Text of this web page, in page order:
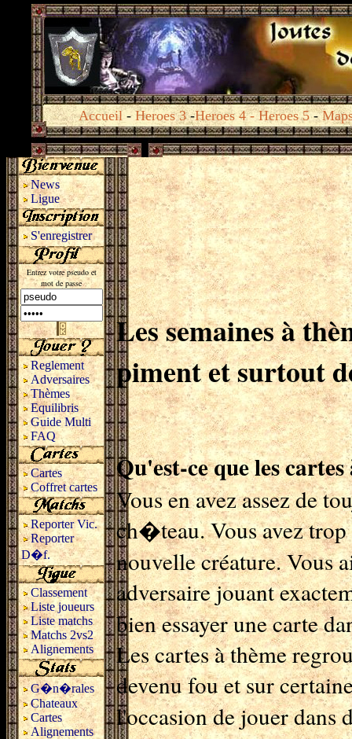
Accueil-Heroes 3-Heroes 4-Heroes 5-
News
Ligue
S'enregistrer
Entrez votre pseudo et
mot de passe
Reglement
Adversaires
Thèmes
Equilibris
Guide Multi
FAQ
Cartes
Coffret cartes
Reporter Vic.
Reporter
D�f.
Classement
Liste joueurs
Liste matchs
Matchs 2vs2
Alignements
G�n�rales
Chateaux
Cartes
Alignements
Les semaines à
piment et surtout
Qu'est-ce que les
Vous en avez assez de
ch�teau. Vous avez
nouvelle créature. Vous
adversaire jouant
bien essayer une carte
Les cartes à thème
devenu fou et sur
l'occasion de jouer dans